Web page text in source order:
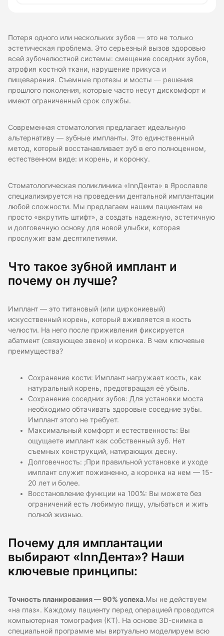
Потеря одного или нескольких зубов — это не только
эстетическая проблема. Это серьезный вызов здоровью
всей зубочелюстной системы: смещение соседних зубов,
атрофия костной ткани, нарушение прикуса и
пищеварения. Съемные протезы и мосты — решения
прошлого поколения, которые часто несут дискомфорт и
имеют ограниченный срок службы.
Современная стоматология предлагает идеальную
альтернативу — зубные импланты. Это единственный
метод, который восстанавливает зуб в его полноценном,
естественном виде: и корень, и коронку.
Стоматологическая поликлиника «InnДента» в Ярославле
специализируется на проведении дентальной имплантации
любой сложности. Мы предлагаем нашим пациентам не
просто «вкрутить штифт», а создать надежную, эстетичную
и долговечную основу для новой улыбки, которая
прослужит вам десятилетиями.
Что такое зубной имплант и
почему он лучше?
Имплант — это титановый (или циркониевый)
искусственный корень, который вживляется в кость
челюсти. На него после приживления фиксируется
абатмент (связующее звено) и коронка. В чем ключевые
преимущества?
Сохранение кости: Имплант нагружает кость, как
натуральный корень, предотвращая её убыль.
Сохранение соседних зубов: Для установки моста
необходимо обтачивать здоровые соседние зубы.
Имплант этого не требует.
Максимальный комфорт и естественность: Вы
ощущаете имплант как собственный зуб. Нет
съемных конструкций, натирающих десну.
Долговечность: ;При правильной установке и уходе
имплант служит пожизненно, а коронка на нем — 15-
20 лет и более.
Восстановление функции на 100%: Вы можете без
ограничений есть любимую пищу, улыбаться и жить
полной жизнью.
Почему для имплантации
выбирают «InnДента»? Наши
ключевые принципы:
Точность планирования — 90% успеха.Мы не действуем
«на глаз». Каждому пациенту перед операцией проводится
компьютерная томография (КТ). На основе 3D-снимка в
специальной программе мы виртуально моделируем всю